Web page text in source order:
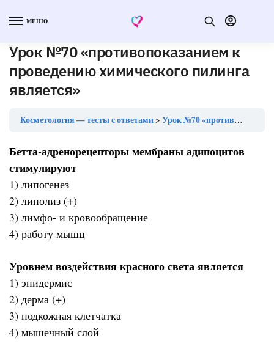
МЕНЮ
Урок №70 «противопоказанием к
проведению химического пилинга
является»
Косметология — тесты с ответами Урок №70 «противопоказанием к проведению химического пилинга является»
Бетта-адренорецепторы мембраны адипоцитов
стимулируют
1) липогенез
2) липолиз (+)
3) лимфо- и кровообращение
4) работу мышц
Уровнем воздействия красного света является
1) эпидермис
2) дерма (+)
3) подкожная клетчатка
4) мышечный слой